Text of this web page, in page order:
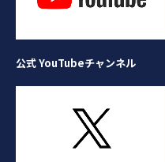
公式 YouTubeチャンネル